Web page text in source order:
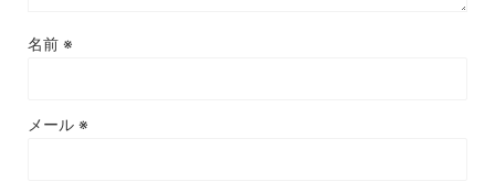
名前 ※
メール ※